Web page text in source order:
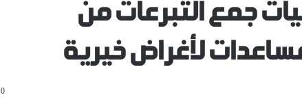
جمع التبرعات من
لأغراض خيرية
0